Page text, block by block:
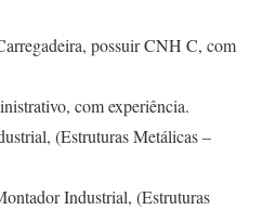
possuir CNH C, com
com experiência.
(Estruturas Metálicas –
Industrial, (Estruturas